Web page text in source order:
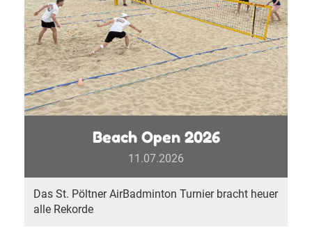
Beach Open 2026
11.07.2026
Das St. Pöltner AirBadminton Turnier bracht heuer
alle Rekorde